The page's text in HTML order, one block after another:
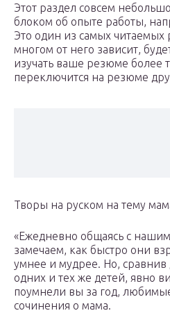
Этот раздел совсем
блоком об опыте работы,
Это один из самых читаемых
многом от него зависит,
изучать ваше резюме более
переключится на резюме
Творы на руском на тему
«Ежедневно общаясь с
замечаем, как быстро они
умнее и мудрее. Но, сравнив
одних и тех же детей, явно
поумнели вы за год,
сочинения о мама.